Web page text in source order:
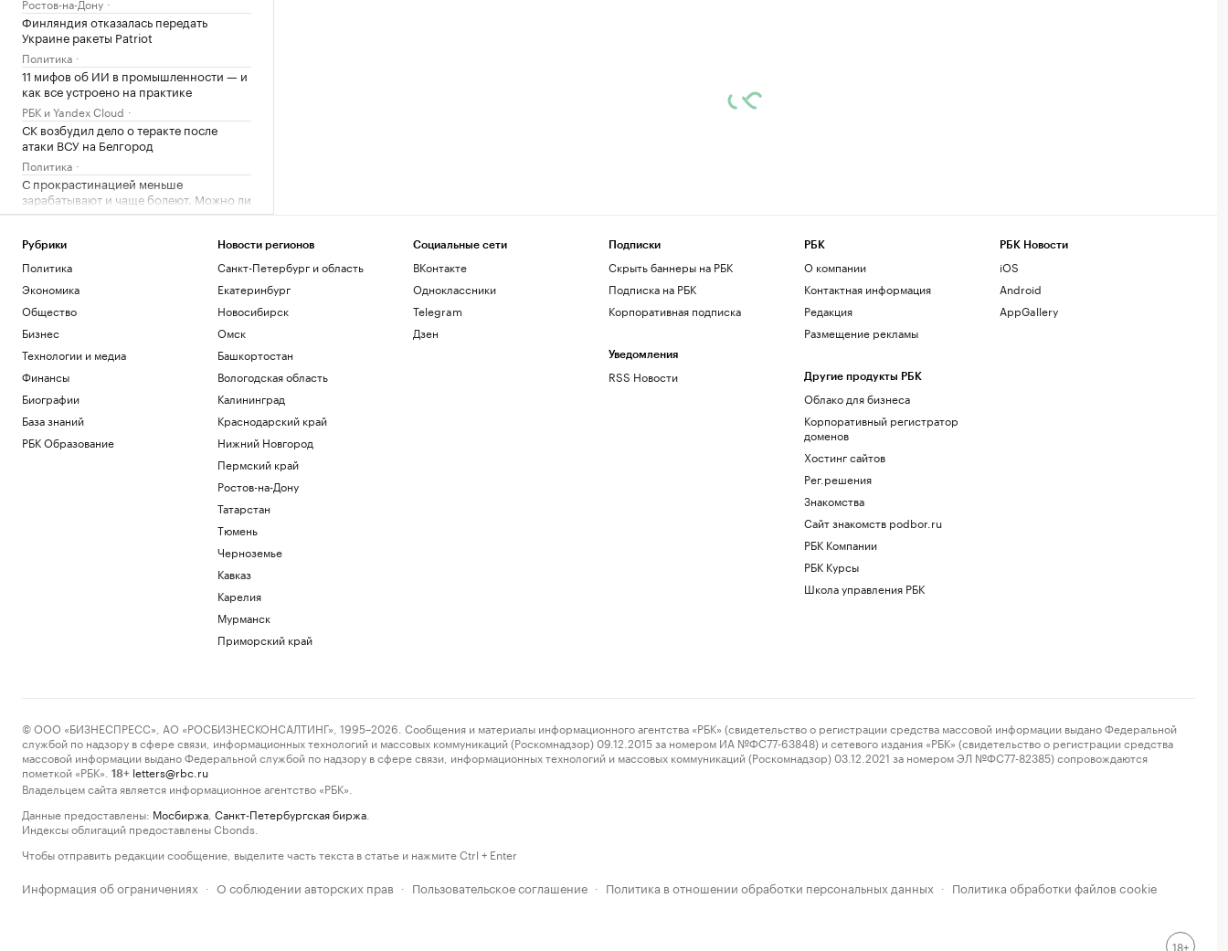
Финляндия отказалась передать
Украине ракеты Patriot
Политика
11 мифов об ИИ в промышленности — и
как все устроено на практике
РБК и Yandex Cloud
СК возбудил дело о теракте после
атаки ВСУ на Белгород
Политика
С прокрастинацией меньше
зарабатывают и чаще болеют. Можно ли
ее победить
На западе Словакии объявили режим
ЧС из-за пожара на военном полигоне
Общество
В разные корзины: как сберечь
накопления в период турбулентности
РБК и Сбер
В Белгороде повреждены около 30
многоэтажек после ночной атаки
Политика
Загрузить еще
Рубрики
Политика
Экономика
Общество
Бизнес
Технологии и медиа
Финансы
Биографии
База знаний
РБК Образование
Новости регионов
Санкт-Петербург и область
Екатеринбург
Новосибирск
Омск
Башкортостан
Вологодская область
Калининград
Краснодарский край
Нижний Новгород
Пермский край
Ростов-на-Дону
Татарстан
Тюмень
Черноземье
Кавказ
Карелия
Мурманск
Приморский край
Социальные сети
ВКонтакте
Одноклассники
Telegram
Дзен
Подписки
Скрыть баннеры на РБК
Подписка на РБК
Корпоративная подписка
Уведомления
RSS Новости
РБК
О компании
Контактная информация
Редакция
Размещение рекламы
Другие продукты РБК
Облако для бизнеса
Корпоративный регистратор
доменов
Хостинг сайтов
Рег.решения
Знакомства
Сайт знакомств podbor.ru
РБК Компании
РБК Курсы
Школа управления РБК
РБК Новости
iOS
Android
AppGallery
© ООО «БИЗНЕСПРЕСС», АО «РОСБИЗНЕСКОНСАЛТИНГ», 1995–2026. Сообщения и материалы информационного агентства «РБК» (свидетельство о регистрации средства массовой информации выдано Федеральной
службой по надзору в сфере связи, информационных технологий и массовых коммуникаций (Роскомнадзор) 09.12.2015 за номером ИА №ФС77-63848) и сетевого издания «РБК» (свидетельство о регистрации средства
массовой информации выдано Федеральной службой по надзору в сфере связи, информационных технологий и массовых коммуникаций (Роскомнадзор) 03.12.2021 за номером ЭЛ №ФС77-82385) сопровождаются
пометкой «РБК».
18+ letters@rbc.ru
Владельцем сайта является информационное агентство «РБК».
Данные предоставлены: Мосбиржа Санкт-Петербургская биржа
Индексы облигаций предоставлены Cbonds.
Чтобы отправить редакции сообщение, выделите часть текста в статье и нажмите Ctrl + Enter
Информация об ограничениях · О соблюдении авторских прав · Пользовательское соглашение · Политика в отношении обработки персональных данных · Политика обработки файлов cookie
18+